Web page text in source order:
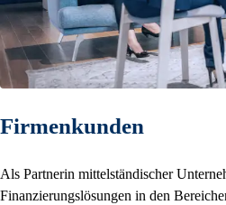
Firmenkunden
Als Partnerin mittelständischer
Finanzierungslösungen in den